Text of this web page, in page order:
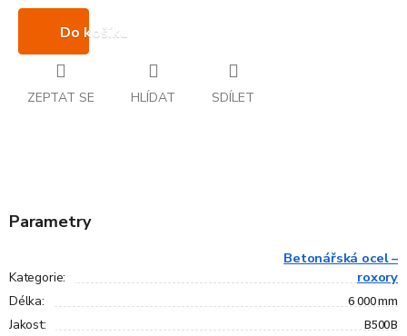
Do košíku
ZEPTAT SE HLÍDAT SDÍLET
Parametry
Kategorie:
Betonářská ocel –
roxory
Délka: 6 000 mm
Jakost: B500B